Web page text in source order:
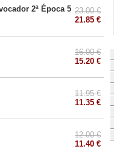
2ª Época 5 23.00 €
21.85 €
16.00 €
15.20 €
11.95 €
11.35 €
12.00 €
11.40 €